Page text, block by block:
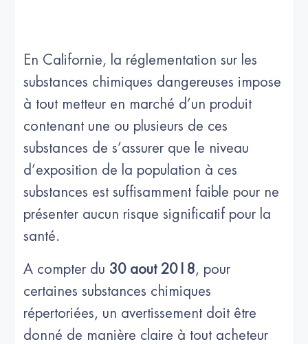
En Californie, la réglementation sur les
substances chimiques dangereuses impose
à tout metteur en marché d’un produit
contenant une ou plusieurs de ces
substances de s’assurer que le niveau
d’exposition de la population à ces
substances est suffisamment faible pour ne
présenter aucun risque significatif pour la
santé.
A compter du 30 aout 2018, pour
certaines substances chimiques
répertoriées, un avertissement doit être
donné de manière claire à tout acheteur